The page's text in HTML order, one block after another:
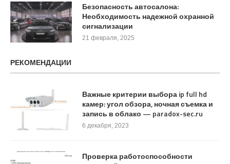
Безопасность автосалона:
Необходимость надежной охранной
сигнализации
21 февраля, 2025
РЕКОМЕНДАЦИИ
Важные критерии выбора ip full hd
камер: угол обзора, ночная съемка и
запись в облако — paradox-sec.ru
6 декабря, 2023
Проверка работоспособности